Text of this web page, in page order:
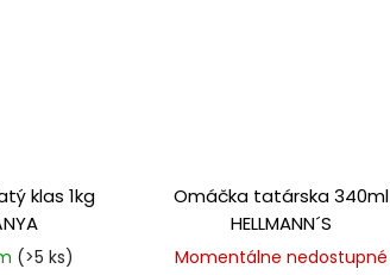
klas 1kg
(>5 ks)
Omáčka tatárska 340ml
HELLMANN´S
Momentálne nedostupné